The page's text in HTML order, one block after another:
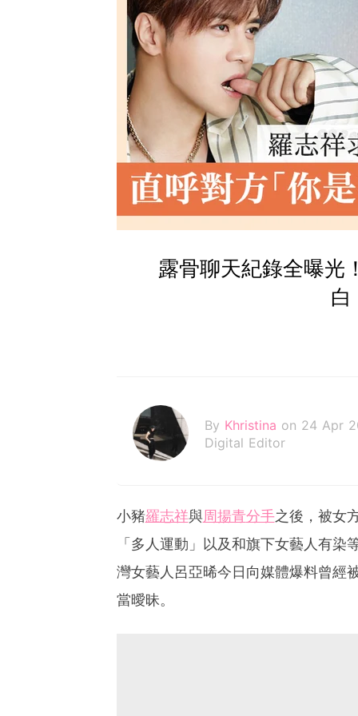
露骨聊天紀錄全曝光
白
By Khristina on 24 Apr
Digital Editor
小豬羅志祥與周揚青分手之後，被女
「多人運動」以及和旗下女藝人有
灣女藝人呂亞晞今日向媒體爆料曾經
當曖昧。